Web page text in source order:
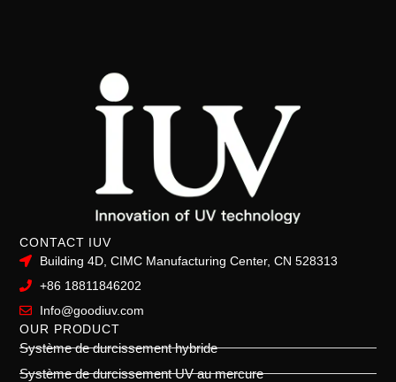
CONTACT IUV
Building 4D, CIMC Manufacturing Center, CN 528313
+86 18811846202
Info@goodiuv.com
OUR PRODUCT
Système de durcissement hybride
Système de durcissement UV au mercure